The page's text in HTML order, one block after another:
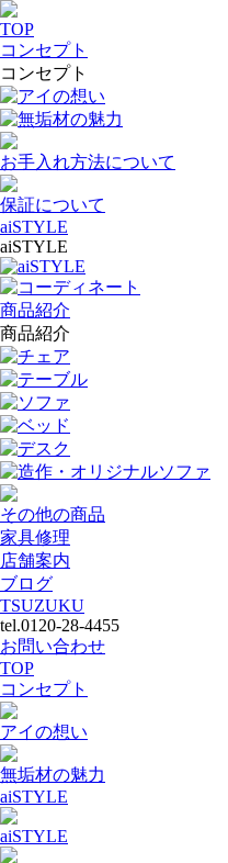
TOP
コンセプト
コンセプト
アイの想い
無垢材の魅力
お手入れ方法について
保証について
aiSTYLE
aiSTYLE
aiSTYLE
コーディネート
商品紹介
商品紹介
チェア
テーブル
ソファ
ベッド
デスク
造作・オリジナルソファ
その他の商品
家具修理
店舗案内
ブログ
TSUZUKU
tel.0120-28-4455
お問い合わせ
TOP
コンセプト
アイの想い
無垢材の魅力
aiSTYLE
aiSTYLE